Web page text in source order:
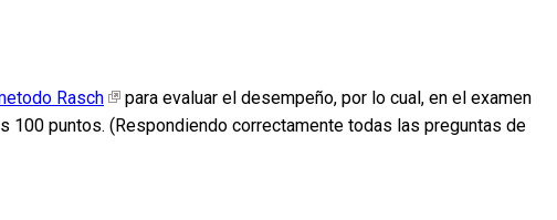
Rasch
para evaluar el desempeño, por lo cual, en el examen
puntos. (Respondiendo correctamente todas las preguntas de